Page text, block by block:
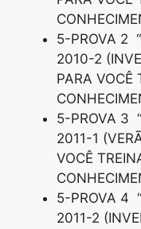
5-PROVA 2
2010-2
PARA VOCÊ
5-PROVA 3
2011-1
VOCÊ
5-PROVA 4
2011-2